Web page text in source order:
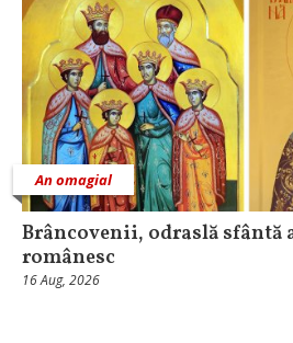
An omagial
Brâncovenii, odraslă sfântă
românesc
16 Aug, 2026